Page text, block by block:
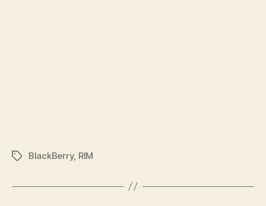
Etiquetas
BlackBerry, RIM